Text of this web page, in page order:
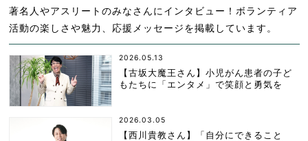
著名人やアスリートのみなさんにインタビュー！ボランティア
活動の楽しさや魅力、応援メッセージを掲載しています。
2026.05.13
【古坂大魔王さん】小児がん患者の子ど
もたちに「エンタメ」で笑顔と勇気を
2026.03.05
【西川貴教さん】「自分にできること